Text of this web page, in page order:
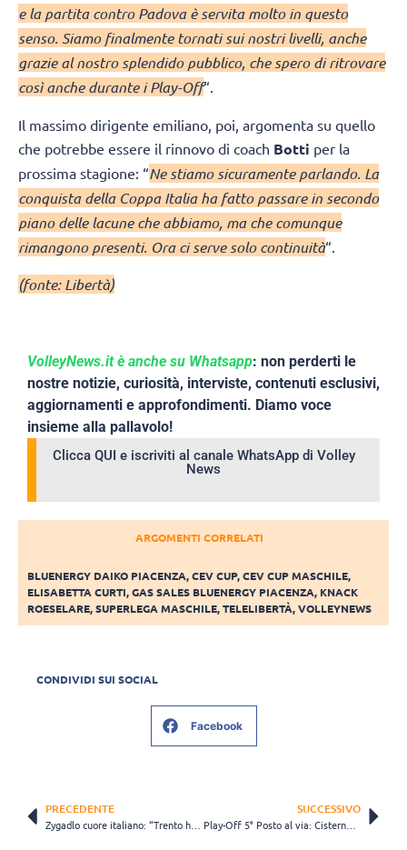
e la partita contro Padova è servita molto in questo
senso. Siamo finalmente tornati sui nostri livelli, anche
grazie al nostro splendido pubblico, che spero di ritrovare
così anche durante i Play-Off“.
Il massimo dirigente emiliano, poi, argomenta su quello
che potrebbe essere il rinnovo di coach Botti per la
prossima stagione: “Ne stiamo sicuramente parlando. La
conquista della Coppa Italia ha fatto passare in secondo
piano delle lacune che abbiamo, ma che comunque
rimangono presenti. Ora ci serve solo continuità“.
(fonte: Libertà)
VolleyNews.it è anche su Whatsapp: non perderti le
nostre notizie, curiosità, interviste, contenuti esclusivi,
aggiornamenti e approfondimenti. Diamo voce
insieme alla pallavolo!
Clicca QUI e iscriviti al canale WhatsApp di Volley
News
ARGOMENTI CORRELATI
BLUENERGY DAIKO PIACENZA,CEV CUP,CEV CUP MASCHILE,
ELISABETTA CURTI,GAS SALES BLUENERGY PIACENZA, KNACK
ROESELARE,SUPERLEGA MASCHILE,TELELIBERTÀ,VOLLEYNEWS
CONDIVIDI SUI SOCIAL
Facebook
PRECEDENTE
Zygadlo cuore italiano: “Trento ha il potenziale e vincerà. Ho imparato tanto dai coach”
SUCCESSIVO
Play-Off 5° Posto al via: Cisterna-Padova apre la fase preliminare